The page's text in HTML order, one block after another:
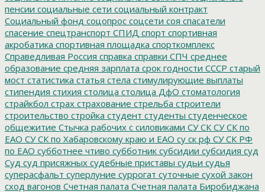
пенсии социальные сети социальный контракт
Социальный фонд соцопрос соцсети соя спасатели
спасение спецтранспорт СПИД спорт спортивная
акробатика спортивная площадка спорткомплекс
Справедливая Россия справка справки СПЧ среднее
образование средняя зарплата срок годности СССР старый
мост статистика статья стела стимулирующие выплаты
стипендия стихия столица столица ДфО стоматология
страйкбол страх страхование стрельба строители
строительство стройка студент студенты студенческое
общежитие Стычка рабочих с силовиками СУ СК СУ СК по
ЕАО СУ СК по Хабаровскому краю и ЕАО су ск рф СУ СК РФ
по ЕАО субботнее чтиво субботник субсидии субсидия суд
Суд суд присяжных судебные приставы судьи судья
суперасфальт суперлуние суррогат суточные сухой закон
сход вагонов Счетная палата Счетная палата Биробиджана